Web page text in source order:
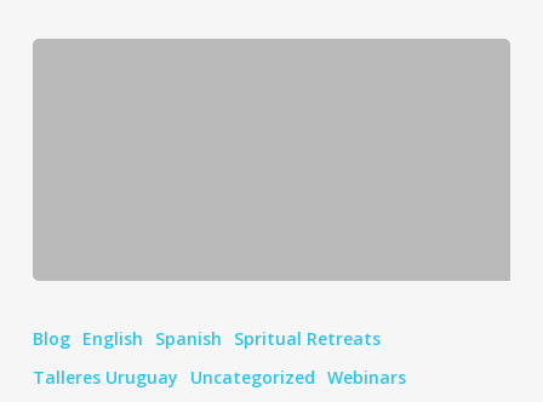
Camino
Shiatsu
Blog English Spanish
Spritual Retreats
Talleres Uruguay
Uncategorized Webinars